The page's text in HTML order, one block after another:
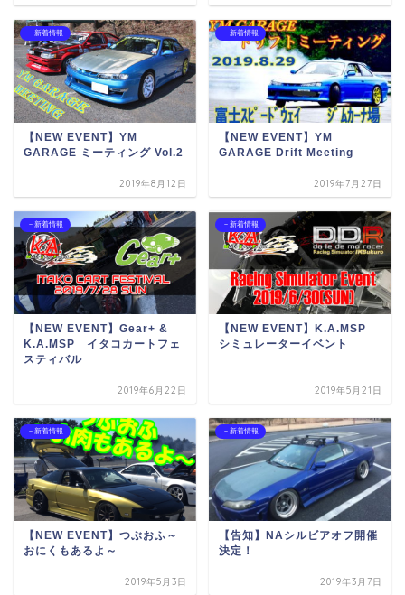
－新着情報
【NEW EVENT】YM
GARAGE ミーティング Vol.2
2019年8月12日
－新着情報
【NEW EVENT】YM
GARAGE Drift Meeting
2019年7月27日
－新着情報
【NEW EVENT】Gear+ &
K.A.MSP イタコカートフェ
スティバル
2019年6月22日
－新着情報
【NEW EVENT】K.A.MSP
シミュレーターイベント
2019年5月21日
－新着情報
【NEW EVENT】つぶおふ～
おにくもあるよ～
2019年5月3日
－新着情報
【告知】NAシルビアオフ開催
決定！
2019年3月7日